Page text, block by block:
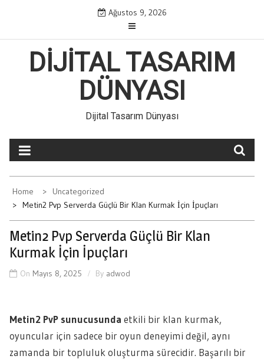
content
Ağustos 9, 2026
DIJITAL TASARIM
DÜNYASI
Dijital Tasarım Dünyası
Home
Uncategorized
Metin2 Pvp Serverda Güçlü Bir Klan Kurmak İçin İpuçları
Metin2 Pvp Serverda Güçlü Bir Klan
Kurmak İçin İpuçları
On Mayıs 8, 2025 By adwod
Metin2 PvP sunucusunda etkili bir klan kurmak,
oyuncular için sadece bir oyun deneyimi değil, aynı
zamanda bir topluluk oluşturma sürecidir. Başarılı bir